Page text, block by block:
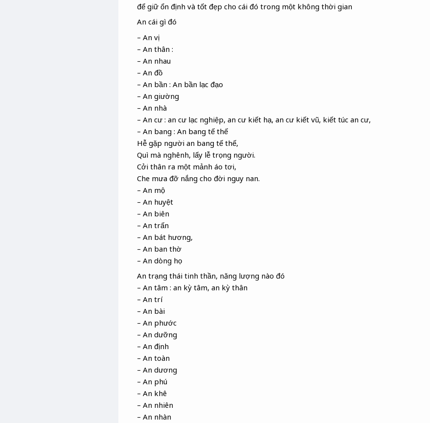
để giữ ổn định và tốt đẹp cho cái đó trong một không thời gian
An cái gì đó
– An vị
– An thân :
– An nhau
– An đồ
– An bần : An bần lạc đạo
– An giường
– An nhà
– An cư : an cư lạc nghiệp, an cư kiết hạ, an cư kiết vũ, kiết túc an cư,
– An bang : An bang tế thế
Hễ gặp người an bang tế thế,
Quì mà nghênh, lấy lễ trọng người.
Cởi thân ra một mảnh áo tơi,
Che mưa đỡ nắng cho đời nguy nan.
– An mộ
– An huyệt
– An biên
– An trấn
– An bát hương,
– An ban thờ
– An dòng họ
An trạng thái tinh thần, năng lượng nào đó
– An tâm : an kỳ tâm, an kỳ thân
– An trí
– An bài
– An phước
– An dưỡng
– An định
– An toàn
– An dương
– An phú
– An khê
– An nhiên
– An nhàn